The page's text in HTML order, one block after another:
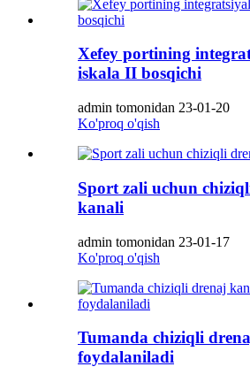
Xefey portining
iskala II bosqichi
admin tomonidan 23-01-20
Ko'proq o'qish
Sport zali uchun
kanali
admin tomonidan 23-01-17
Ko'proq o'qish
Tumanda chiziqli
foydalaniladi